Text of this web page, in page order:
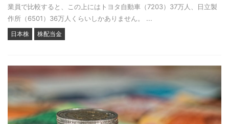
業員で比較すると、この上にはトヨタ自動車（7203）37万人、日立製
作所（6501）36万人くらいしかありません。 ...
日本株 株配当金